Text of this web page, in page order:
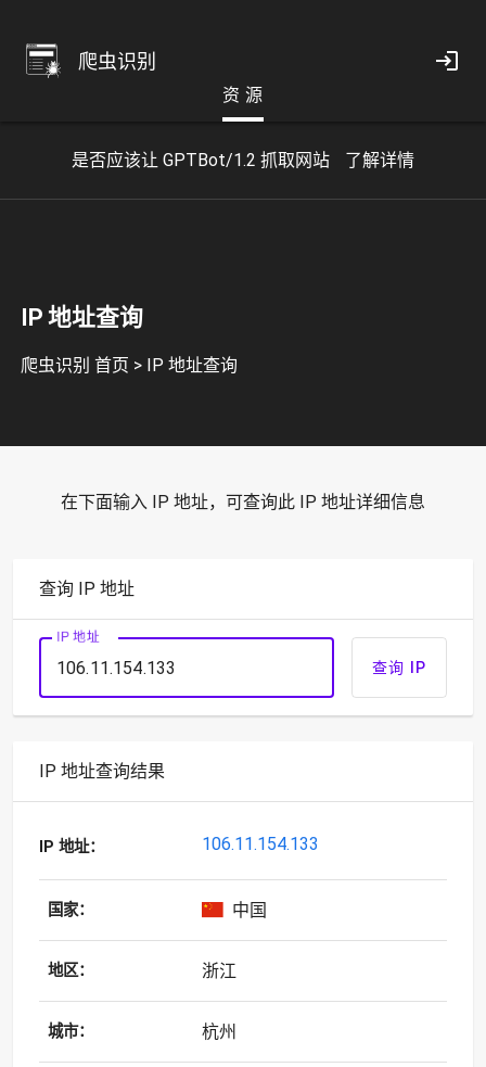
爬虫识别
资 源
是否应该让 GPTBot/1.2 抓取网站 了解详情
IP 地址查询
爬虫识别 首页 > IP 地址查询
在下面输入 IP 地址，可查询此 IP 地址详细信息
查询 IP 地址
IP 地址
查询 IP
IP 地址查询结果
IP 地址： 106.11.154.133
国家： 中国
地区： 浙江
城市： 杭州